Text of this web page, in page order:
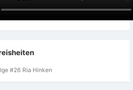
#26 Ria Hinken